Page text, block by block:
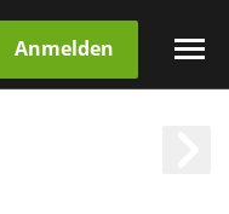
Anmelden